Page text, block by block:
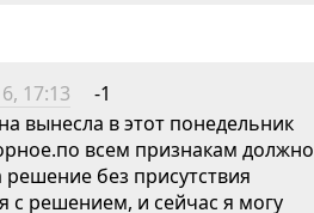
17:13
-1
вынесла в этот понедельник
всем признакам должно
без присутствия
с решением, и сейчас я могу